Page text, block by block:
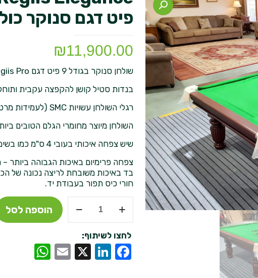
פיט דגם סנוקר
₪11,900.00
שולחן סנוקר בגודל 9 פיט דגם Regiis Pro.
בנדות סטיל קושן להקפצה עקבית
רגלי השולחן עשויות SMC (לעמידות מרטיבויות), כולל 6 רגליים מעוצבות
השולחן מיוצר מחומרי הגלם הטובים
שיש צפחה איכותי בעובי 4 ס"מ כמו בשימוש במועדוני סנוקר מובילים ברחבי העולם.
צפחה פרימיום באיכות הגבוהה ביותר –
בד באיכות משובחת לריצה נכונה של
חורי כיס תפור בעבודת יד.
של
Elegance
-
שולחן
הוספה לסל
לחצו לשיתוף:
Facebook
LinkedIn
X
Email